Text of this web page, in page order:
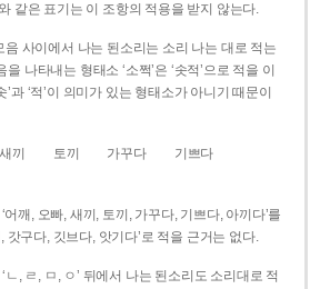
같은 표기는 이 조항의 적용을 받지 않는다.
음 사이에서 나는 된소리는 소리 나는 대로 적는
나타내는 형태소 ‘소쩍’은 ‘솟적’으로 적을 이
’과 ‘적’이 의미가 있는 형태소가 아니기 때문이
새끼 토끼 가꾸다
기쁘다
어깨, 오빠, 새끼, 토끼, 가꾸다, 기쁘다, 아끼다’를
갓구다, 깃브다, 앗기다’로 적을 근거는 없다.
ㄴ, ㄹ, ㅁ, ㅇ’ 뒤에서 나는 된소리도 소리대로 적